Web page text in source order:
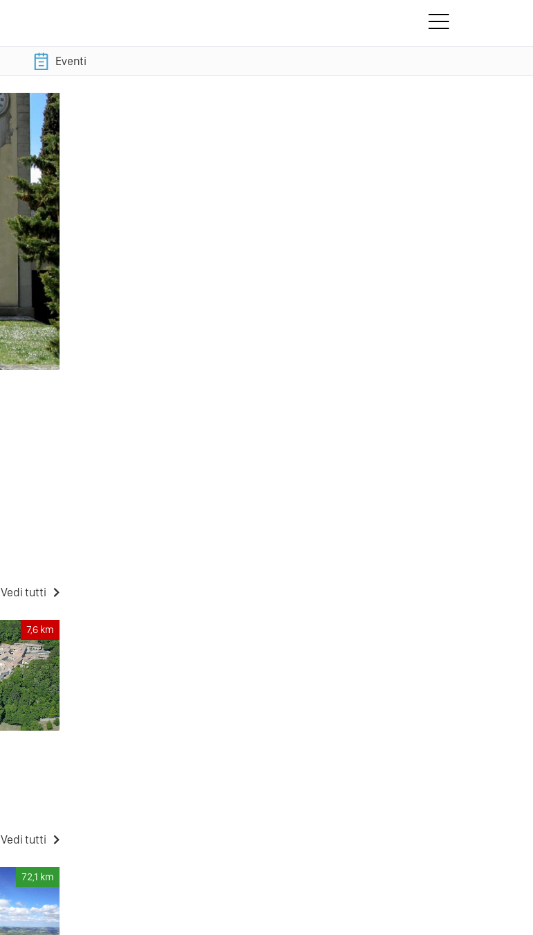
Eventi
Vedi tutti
7,6 km
Vedi tutti
72,1 km